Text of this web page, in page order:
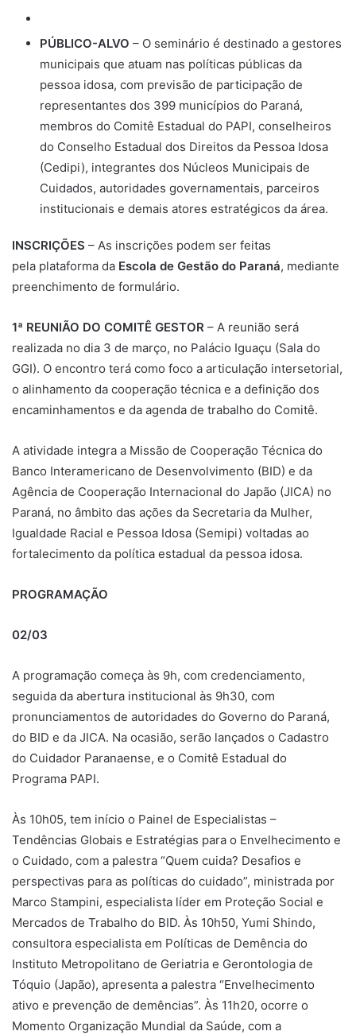
PÚBLICO-ALVO – O seminário é destinado a gestores
municipais que atuam nas políticas públicas da
pessoa idosa, com previsão de participação de
representantes dos 399 municípios do Paraná,
membros do Comitê Estadual do PAPI, conselheiros
do Conselho Estadual dos Direitos da Pessoa Idosa
(Cedipi), integrantes dos Núcleos Municipais de
Cuidados, autoridades governamentais, parceiros
institucionais e demais atores estratégicos da área.
INSCRIÇÕES – As inscrições podem ser feitas
pela plataforma da Escola de Gestão do Paraná, mediante
preenchimento de formulário.
1ª REUNIÃO DO COMITÊ GESTOR – A reunião será
realizada no dia 3 de março, no Palácio Iguaçu (Sala do
GGI). O encontro terá como foco a articulação intersetorial,
o alinhamento da cooperação técnica e a definição dos
encaminhamentos e da agenda de trabalho do Comitê.
A atividade integra a Missão de Cooperação Técnica do
Banco Interamericano de Desenvolvimento (BID) e da
Agência de Cooperação Internacional do Japão (JICA) no
Paraná, no âmbito das ações da Secretaria da Mulher,
Igualdade Racial e Pessoa Idosa (Semipi) voltadas ao
fortalecimento da política estadual da pessoa idosa.
PROGRAMAÇÃO
02/03
A programação começa às 9h, com credenciamento,
seguida da abertura institucional às 9h30, com
pronunciamentos de autoridades do Governo do Paraná,
do BID e da JICA. Na ocasião, serão lançados o Cadastro
do Cuidador Paranaense, e o Comitê Estadual do
Programa PAPI.
Às 10h05, tem início o Painel de Especialistas –
Tendências Globais e Estratégias para o Envelhecimento e
o Cuidado, com a palestra “Quem cuida? Desafios e
perspectivas para as políticas do cuidado”, ministrada por
Marco Stampini, especialista líder em Proteção Social e
Mercados de Trabalho do BID. Às 10h50, Yumi Shindo,
consultora especialista em Políticas de Demência do
Instituto Metropolitano de Geriatria e Gerontologia de
Tóquio (Japão), apresenta a palestra “Envelhecimento
ativo e prevenção de demências”. Às 11h20, ocorre o
Momento Organização Mundial da Saúde, com a